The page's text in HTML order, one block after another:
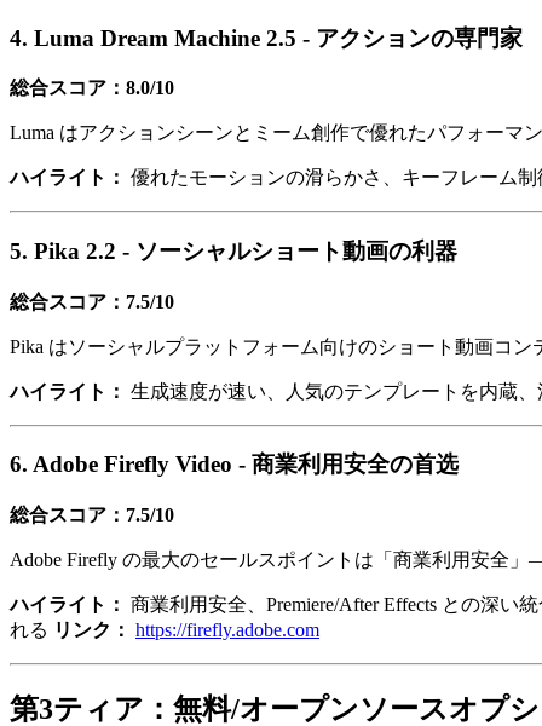
4. Luma Dream Machine 2.5 - アクションの専門家
総合スコア：8.0/10
Luma はアクションシーンとミーム創作で優れたパフォー
ハイライト： 優れたモーションの滑らかさ、キーフレーム
5. Pika 2.2 - ソーシャルショート動画の利器
総合スコア：7.5/10
Pika はソーシャルプラットフォーム向けのショート動画コ
ハイライト： 生成速度が速い、人気のテンプレートを内蔵
6. Adobe Firefly Video - 商業利用安全の首选
総合スコア：7.5/10
Adobe Firefly の最大のセールスポイントは「商業利用安全
ハイライト： 商業利用安全、Premiere/After Effects との深い
れる リンク： https://firefly.adobe.com
第3ティア：無料/オープンソースオプ